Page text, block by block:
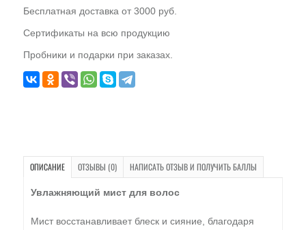
Бесплатная доставка от 3000 руб.
Сертификаты на всю продукцию
Пробники и подарки при заказах.
ОПИСАНИЕ ОТЗЫВЫ (0) НАПИСАТЬ ОТЗЫВ И ПОЛУЧИТЬ БАЛЛЫ
Увлажняющий мист для волос
Мист восстанавливает блеск и сияние, благодаря